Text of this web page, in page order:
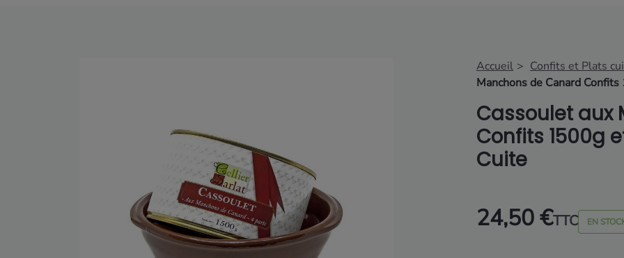
Accueil Confits et Plats
Manchons de Canard
Cassoulet aux
Confits 1500g
Cuite
24,50 €TTC EN